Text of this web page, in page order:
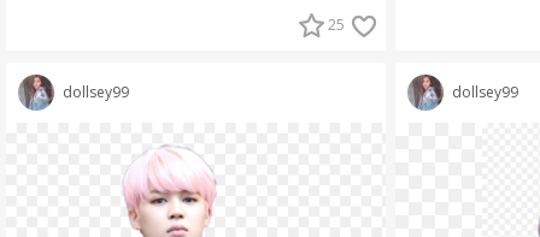
25
dollsey99 dollsey99